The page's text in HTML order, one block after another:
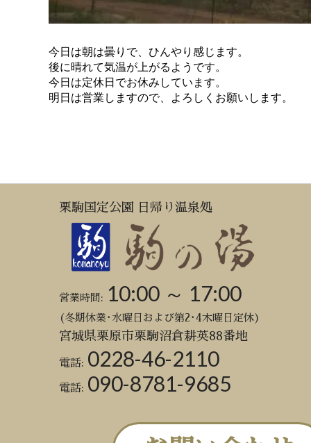
今日は朝は曇りで、ひんやり感じます。
後に晴れて気温が上がるようです。
今日は定休日でお休みしています。
明日は営業しますので、よろしくお願いします。
栗駒国定公園 日帰り温泉処
営業時間: 10:00 ～ 17:00
(冬期休業･水曜日および第2･4木曜日定休)
宮城県栗原市栗駒沼倉耕英88番地
電話: 0228-46-2110
電話: 090-8781-9685